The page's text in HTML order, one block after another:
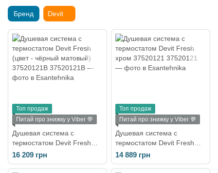
Бренд Devit
Топ продаж
Питай про знижку у Viber 💬
Душевая система с
термостатом Devit Fresh
(цвет - чёрный матовый)
37520121B
16 209 грн
Топ продаж
Питай про знижку у Viber 💬
Душевая система с
термостатом Devit Fresh
хром 37520121
14 889 грн